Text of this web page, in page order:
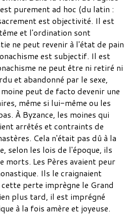
purement ad hoc (du latin :
est objectivité. Il est
et l'ordination sont
ne peut revenir à l'état de pain
est subjectif. Il est
ne peut être ni retiré ni
et abandonné par le sexe,
peut de facto devenir une
même si lui-même ou les
À Byzance, les moines qui
arrêtés et contraints de
Cela n'était pas dû à la
selon les lois de l'époque, ils
morts. Les Pères avaient peur
Ils le craignaient
perte imprègne le Grand
plus tard, il est imprégné
à la fois amère et joyeuse.